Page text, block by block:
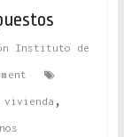
Instituto de
,